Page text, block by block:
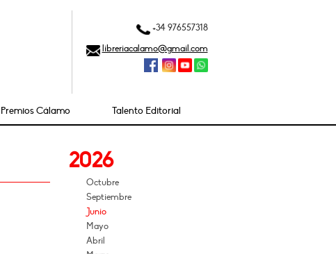
+34 976557318
libreriacalamo@gmail.com
Premios Cálamo Talento Editorial
2026
Octubre
Septiembre
Junio
Mayo
Abril